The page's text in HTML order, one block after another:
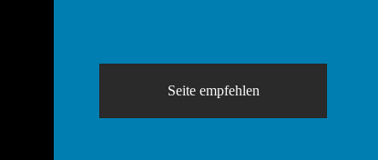
Seite empfeh­len